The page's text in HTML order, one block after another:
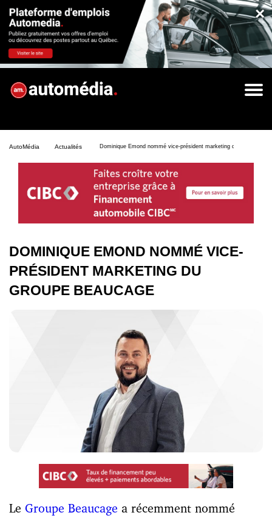
×
AutoMédia Actualités Dominique Emond nommé vice-président marketing du Groupe
DOMINIQUE EMOND NOMMÉ VICE-
PRÉSIDENT MARKETING DU
GROUPE BEAUCAGE
Le Groupe Beaucage a récemment nommé